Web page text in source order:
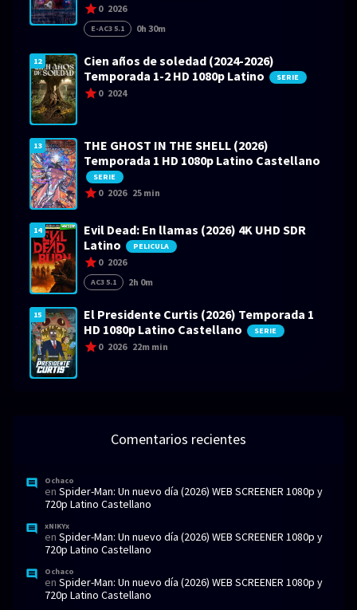
0 2026
E-AC3 5.1 0h 30m
12
Cien años de soledad (2024-2026)
Temporada 1-2 HD 1080p Latino
SERIE
0 2024
13
THE GHOST IN THE SHELL (2026)
Temporada 1 HD 1080p Latino Castellano
SERIE
0 2026 25 min
14
Evil Dead: En llamas (2026) 4K UHD SDR
Latino
PELICULA
0 2026
AC3 5.1 2h 0m
15
El Presidente Curtis (2026) Temporada 1
HD 1080p Latino Castellano
SERIE
0 2026 22m min
Comentarios recientes
Ochaco
en Spider-Man: Un nuevo día (2026) WEB SCREENER 1080p y
720p Latino Castellano
xNIKYx
en Spider-Man: Un nuevo día (2026) WEB SCREENER 1080p y
720p Latino Castellano
Ochaco
en Spider-Man: Un nuevo día (2026) WEB SCREENER 1080p y
720p Latino Castellano